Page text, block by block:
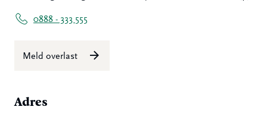
0888 - 333 555
Meld overlast
Adres